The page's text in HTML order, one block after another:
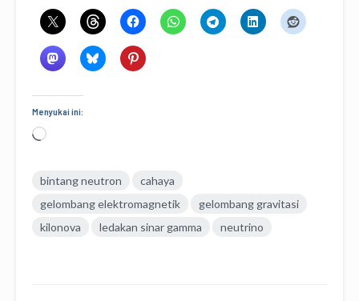
Menyukai ini:
Memuat...
bintang neutron
cahaya
gelombang elektromagnetik
gelombang gravitasi
kilonova
ledakan sinar gamma neutrino